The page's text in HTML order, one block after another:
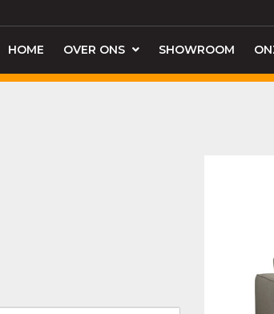
HOME OVER ONS SHOWROOM